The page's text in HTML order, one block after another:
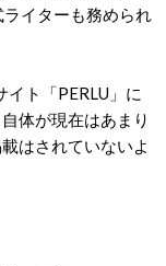
イターも務められ
ト「PERLU」に
体が現在はあまり
はされていないよ